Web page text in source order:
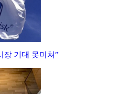
장 기대 못미쳐”